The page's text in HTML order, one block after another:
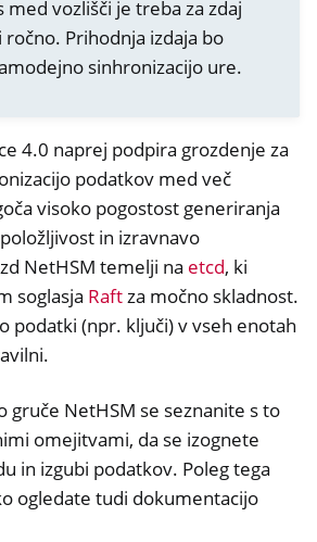
Software
NW750
oprema
med vozlišči je treba za zdaj
Prihodnja izdaja bo
sinhronizacijo ure.
4.0 naprej podpira grozdenje za
podatkov med več
visoko pogostost generiranja
in izravnavo
NetHSM temelji na etcd, ki
soglasja Raftza močno skladnost.
podatki (npr. ključi) v vseh enotah
gruče NetHSM se seznanite s to
omejitvami, da se izognete
in izgubi podatkov. Poleg tega
ogledate tudi dokumentacijo